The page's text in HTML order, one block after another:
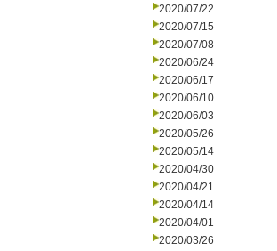
2020/07/22
2020/07/15
2020/07/08
2020/06/24
2020/06/17
2020/06/10
2020/06/03
2020/05/26
2020/05/14
2020/04/30
2020/04/21
2020/04/14
2020/04/01
2020/03/26